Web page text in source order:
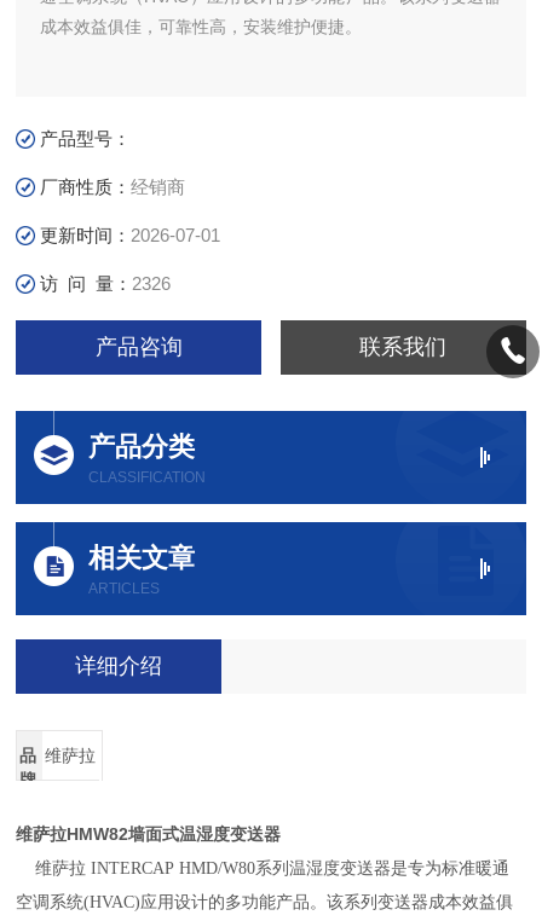
成本效益俱佳，可靠性高，安装维护便捷。
产品型号：
厂商性质：经销商
更新时间： 2026-07-01
访 问 量： 2326
产品咨询 联系我们
产品分类
CLASSIFICATION
相关文章
ARTICLES
详细介绍
品
牌
维萨拉
维萨拉HMW82墙面式温湿度变送器
维萨拉 INTERCAP HMD/W80系列温湿度变送器是专为标准暖通
空调系统(HVAC)应用设计的多功能产品。该系列变送器成本效益俱